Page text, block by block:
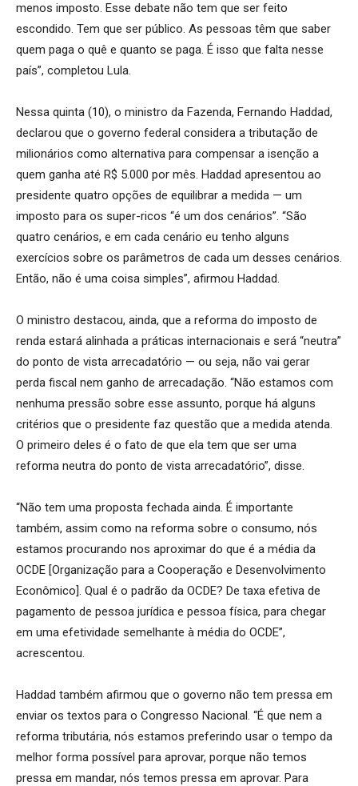
menos imposto. Esse debate não tem que ser feito
escondido. Tem que ser público. As pessoas têm que saber
quem paga o quê e quanto se paga. É isso que falta nesse
país”, completou Lula.
Nessa quinta (10), o ministro da Fazenda, Fernando Haddad,
declarou que o governo federal considera a tributação de
milionários como alternativa para compensar a isenção a
quem ganha até R$ 5.000 por mês. Haddad apresentou ao
presidente quatro opções de equilibrar a medida — um
imposto para os super-ricos “é um dos cenários”. “São
quatro cenários, e em cada cenário eu tenho alguns
exercícios sobre os parâmetros de cada um desses cenários.
Então, não é uma coisa simples”, afirmou Haddad.
O ministro destacou, ainda, que a reforma do imposto de
renda estará alinhada a práticas internacionais e será “neutra”
do ponto de vista arrecadatório — ou seja, não vai gerar
perda fiscal nem ganho de arrecadação. “Não estamos com
nenhuma pressão sobre esse assunto, porque há alguns
critérios que o presidente faz questão que a medida atenda.
O primeiro deles é o fato de que ela tem que ser uma
reforma neutra do ponto de vista arrecadatório”, disse.
“Não tem uma proposta fechada ainda. É importante
também, assim como na reforma sobre o consumo, nós
estamos procurando nos aproximar do que é a média da
OCDE [Organização para a Cooperação e Desenvolvimento
Econômico]. Qual é o padrão da OCDE? De taxa efetiva de
pagamento de pessoa jurídica e pessoa física, para chegar
em uma efetividade semelhante à média do OCDE”,
acrescentou.
Haddad também afirmou que o governo não tem pressa em
enviar os textos para o Congresso Nacional. “É que nem a
reforma tributária, nós estamos preferindo usar o tempo da
melhor forma possível para aprovar, porque não temos
pressa em mandar, nós temos pressa em aprovar. Para